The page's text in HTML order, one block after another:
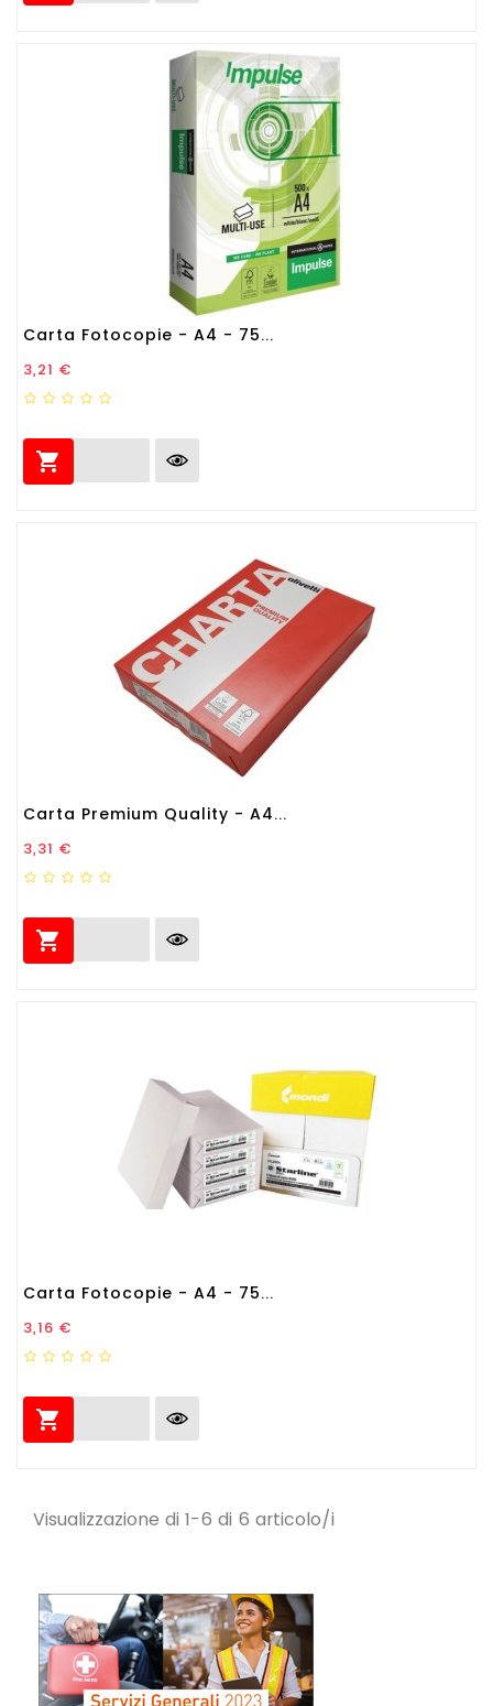
Carta Fotocopie - A4 - 75...
Prezzo
3,21 €

Carta Premium Quality - A4...
Prezzo
3,31 €

Carta Fotocopie - A4 - 75...
Prezzo
3,16 €

Visualizzazione di 1-6 di 6 articolo/i